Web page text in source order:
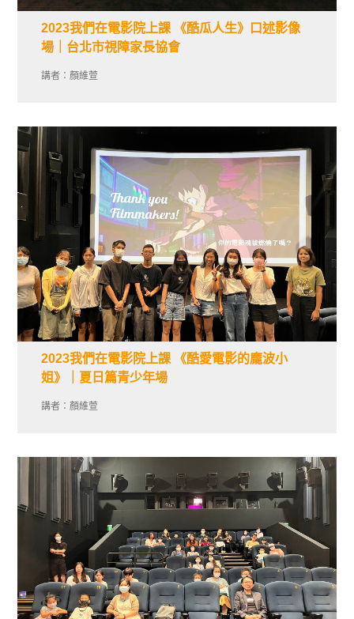
2023我們在電影院上課 《酷瓜人生》口述影像
場｜台北市視障家長協會
講者：顏維萱
2023我們在電影院上課 《酷愛電影的龐波小
姐》｜夏日篇青少年場
講者：顏維萱